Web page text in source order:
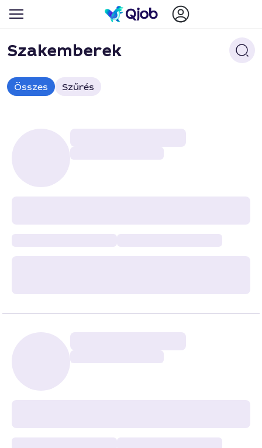
Szakemberek
Összes Szűrés